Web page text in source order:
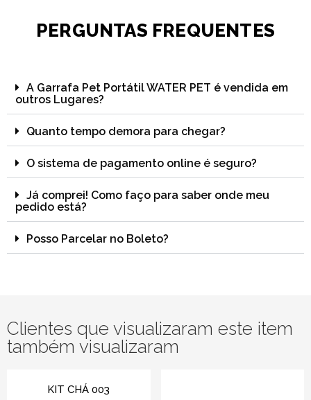
PERGUNTAS FREQUENTES
A Garrafa Pet Portátil WATER PET é vendida em
outros Lugares?
Quanto tempo demora para chegar?
O sistema de pagamento online é seguro?
Já comprei! Como faço para saber onde meu
pedido está?
Posso Parcelar no Boleto?
Clientes que visualizaram este item
também visualizaram
KIT CHÁ 003